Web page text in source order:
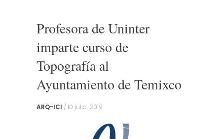
contentProfesora de Uninter
imparte curso de
Topografía al
Ayuntamiento de Temixco
ARQ-ICI /10 julio, 2019